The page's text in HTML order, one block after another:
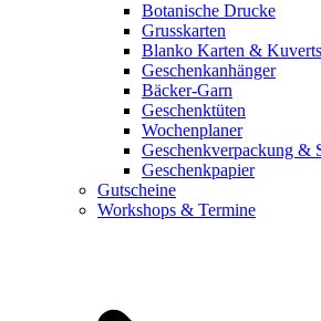
Botanische Drucke
Grusskarten
Blanko Karten & Kuverts
Geschenkanhänger
Bäcker-Garn
Geschenktüten
Wochenplaner
Geschenkverpackung &
Geschenkpapier
Gutscheine
Workshops & Termine